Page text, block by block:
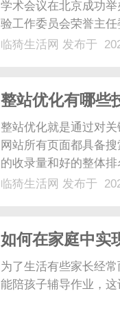
学术会议在北京成功
验工作委员会荣誉主
委员近150人出席会议
临猗生活网 发布于
整站优化有哪些
整站优化就是通过对
网站所有页面都具备
的收录量和好的整体
也经常碰到有人问整
临猗生活网 发布于
如何在家庭中实
为了生活有些家长经
能陪孩子辅导作业，